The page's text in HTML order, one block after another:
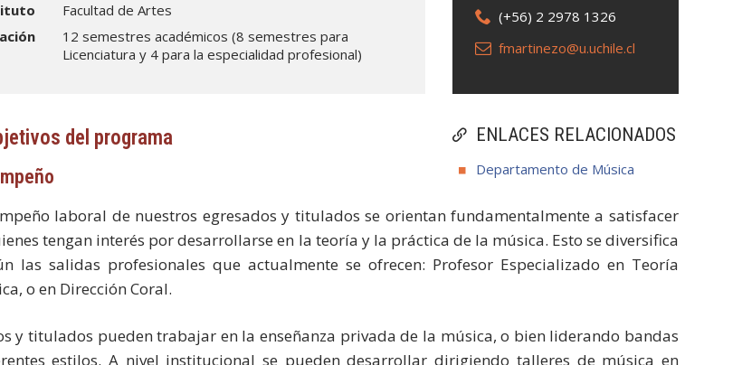
(+56) 2 2978 1326
fmartinezo@u.uchile.cl
Facultad de Artes
12 semestres académicos (8 semestres para
Licenciatura y 4 para la especialidad profesional)
ENLACES RELACIONADOS
Departamento de Música
del programa
laboral de nuestros egresados y titulados se orientan fundamentalmente a satisfacer
tengan interés por desarrollarse en la teoría y la práctica de la música. Esto se diversifica
las salidas profesionales que actualmente se ofrecen: Profesor Especializado en Teoría
o en Dirección Coral.
y titulados pueden trabajar en la enseñanza privada de la música, o bien liderando bandas
estilos. A nivel institucional se pueden desarrollar dirigiendo talleres de música en